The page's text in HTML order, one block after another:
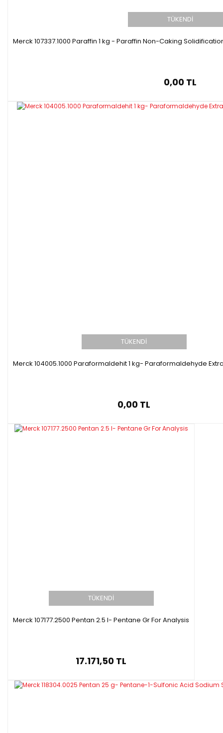
TÜKENDİ
Merck 107337.1000 Paraffin 1 kg - Paraffin Non-Caking
0,00 TL
TÜKENDİ
Merck 104005.1000 Paraformaldehit 1 kg- Paraformaldehyde
0,00 TL
TÜKENDİ
Merck 107177.2500 Pentan 2.5 l- Pentane Gr For Analysis
17.171,50 TL